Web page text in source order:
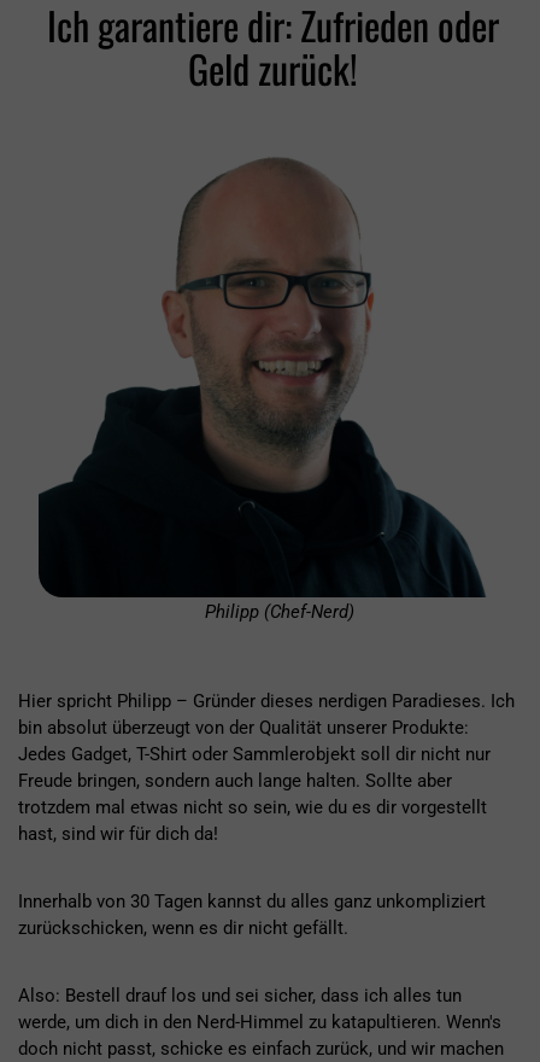
Ich garantiere dir: Zufrieden oder
Geld zurück!
Philipp (Chef-Nerd)
Hier spricht Philipp – Gründer dieses nerdigen Paradieses. Ich
bin absolut überzeugt von der Qualität unserer Produkte:
Jedes Gadget, T-Shirt oder Sammlerobjekt soll dir nicht nur
Freude bringen, sondern auch lange halten. Sollte aber
trotzdem mal etwas nicht so sein, wie du es dir vorgestellt
hast, sind wir für dich da!
Innerhalb von 30 Tagen kannst du alles ganz unkompliziert
zurückschicken, wenn es dir nicht gefällt.
Also: Bestell drauf los und sei sicher, dass ich alles tun
werde, um dich in den Nerd-Himmel zu katapultieren. Wenn's
doch nicht passt, schicke es einfach zurück, und wir machen